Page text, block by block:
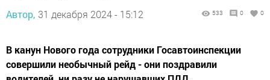
Автор, 31 декабря 2024 - 15:12 533 0 0
В канун Нового года сотрудники Госавтоинспекции
совершили необычный рейд - они поздравили